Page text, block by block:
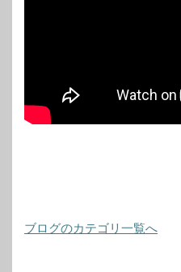
ブログのカテゴリ一覧へ